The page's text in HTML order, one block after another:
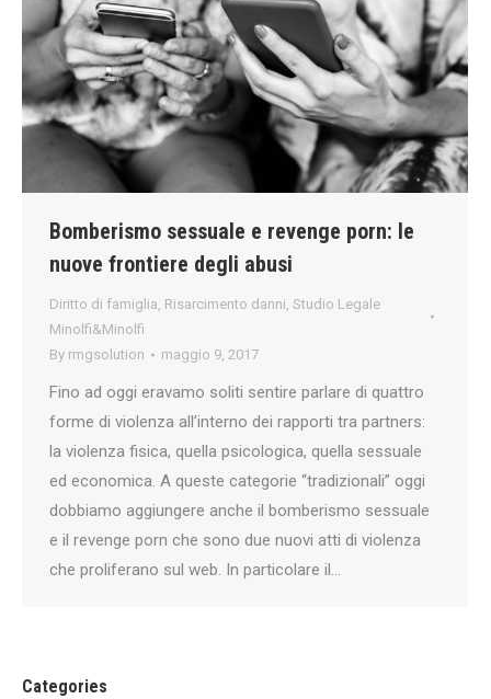
Bomberismo sessuale e revenge porn: le
nuove frontiere degli abusi
Diritto di famiglia, Risarcimento danni, Studio Legale
Minolfi&Minolfi
By rmgsolution maggio 9, 2017
Fino ad oggi eravamo soliti sentire parlare di quattro
forme di violenza all’interno dei rapporti tra partners:
la violenza fisica, quella psicologica, quella sessuale
ed economica. A queste categorie “tradizionali” oggi
dobbiamo aggiungere anche il bomberismo sessuale
e il revenge porn che sono due nuovi atti di violenza
che proliferano sul web. In particolare il…
Categories